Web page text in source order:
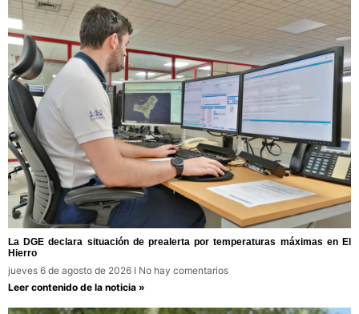
La DGE declara situación de prealerta por temperaturas máximas en El
Hierro
jueves 6 de agosto de 2026
No hay comentarios
Leer contenido de la noticia »